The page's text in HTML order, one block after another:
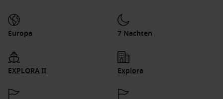
Europa 7 Nachten
EXPLORA II Explora